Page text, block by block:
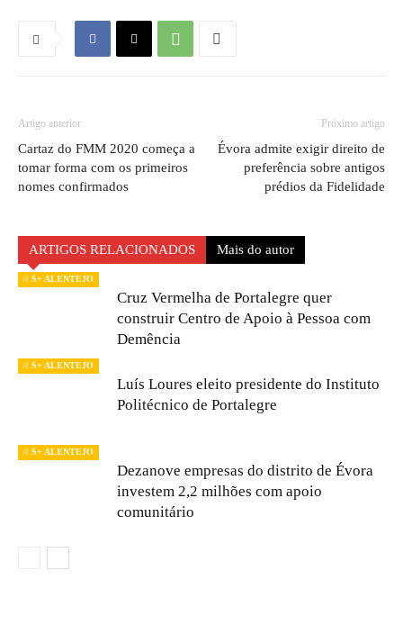
Artigo anterior
Cartaz do FMM 2020 começa a
tomar forma com os primeiros
nomes confirmados
Próximo artigo
Évora admite exigir direito de
preferência sobre antigos
prédios da Fidelidade
ARTIGOS RELACIONADOS Mais do autor
// S+ ALENTEJO
Cruz Vermelha de Portalegre quer
construir Centro de Apoio à Pessoa com
Demência
// S+ ALENTEJO
Luís Loures eleito presidente do Instituto
Politécnico de Portalegre
// S+ ALENTEJO
Dezanove empresas do distrito de Évora
investem 2,2 milhões com apoio
comunitário